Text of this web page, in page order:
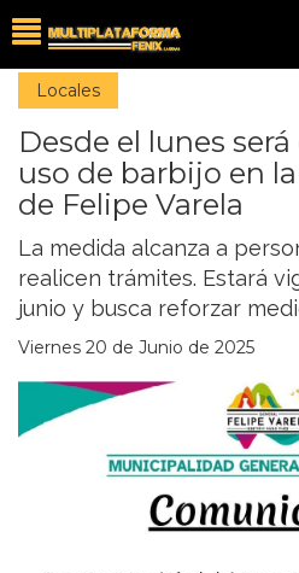
Locales
Desde el lunes
uso de barbijo en
de Felipe Varela
La medida alcanza a
realicen trámites. Estará
junio y busca reforzar
Viernes 20 de Junio de 2025